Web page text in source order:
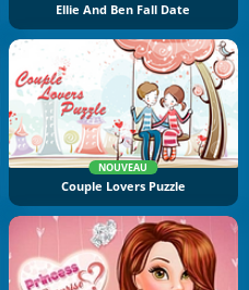
Ellie And Ben Fall Date
NOUVEAU
Couple Lovers Puzzle